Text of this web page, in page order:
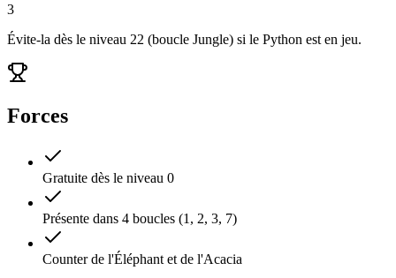
3
Évite-la dès le niveau 22 (boucle Jungle) si le Python est en jeu.
Forces
Gratuite dès le niveau 0
Présente dans 4 boucles (1, 2, 3, 7)
Counter de l'Éléphant et de l'Acacia